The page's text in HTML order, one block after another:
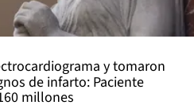
y tomaron
de infarto: Paciente
millones